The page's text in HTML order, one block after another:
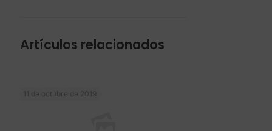
Artículos relacionados
11 de octubre de 2019